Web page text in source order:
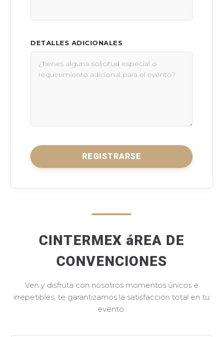
DETALLES ADICIONALES
REGISTRARSE
CINTERMEX áREA DE
CONVENCIONES
Ven y disfruta con nosotros momentos únicos e
irrepetibles, te garantizamos la satisfacción total en tu
evento.